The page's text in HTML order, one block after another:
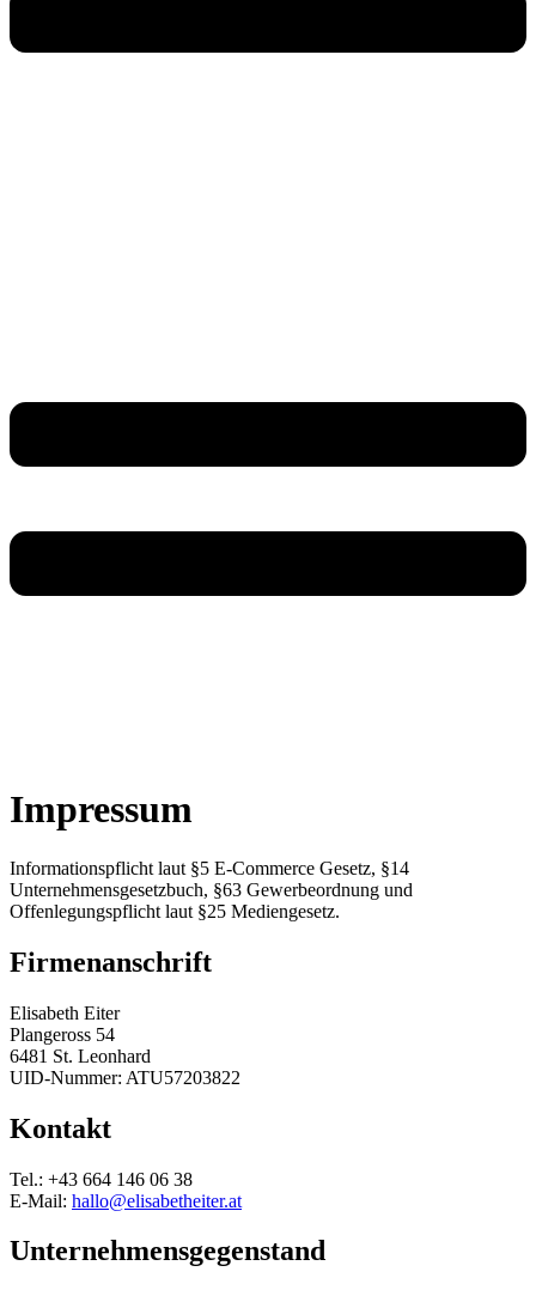
Impressum
Informationspflicht laut §5 E-Commerce Gesetz, §14
Unternehmensgesetzbuch, §63 Gewerbeordnung und
Offenlegungspflicht laut §25 Mediengesetz.
Firmenanschrift
Elisabeth Eiter
Plangeross 54
6481 St. Leonhard
UID-Nummer: ATU57203822
Kontakt
Tel.: +43 664 146 06 38
E-Mail: hallo@elisabetheiter.at
Unternehmensgegenstand